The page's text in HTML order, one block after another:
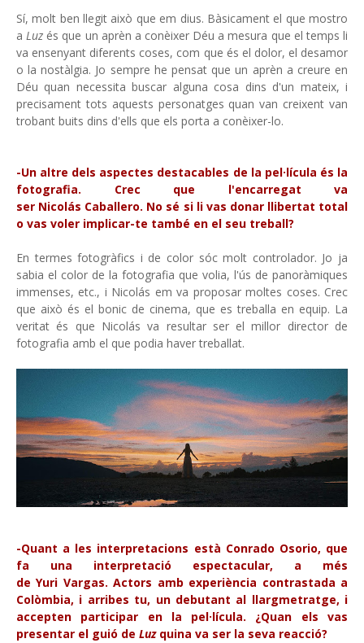
Sí, molt ben llegit això que em dius. Bàsicament el que mostro
aLuz és que un aprèn a conèixer Déu a mesura que el temps li
va ensenyant diferents coses, com que és el dolor, el desamor
o la nostàlgia. Jo sempre he pensat que un aprèn a creure en
Déu quan necessita buscar alguna cosa dins d'un mateix, i
precisament tots aquests personatges quan van creixent van
trobant buits dins d'ells que els porta a conèixer-lo.
-Un altre dels aspectes destacables de la pel·lícula és la
fotografia. Crec que l'encarregat va
ser Nicolás Caballero. No sé si li vas donar llibertat total
o vas voler implicar-te també en el seu treball?
En termes fotogràfics i de color sóc molt controlador. Jo ja
sabia el color de la fotografia que volia, l'ús de panoràmiques
immenses, etc., i Nicolás em va proposar moltes coses. Crec
que això és el bonic de cinema, que es treballa en equip. La
veritat és que Nicolás va resultar ser el millor director de
fotografia amb el que podia haver treballat.
-Quant a les interpretacions està Conrado Osorio, que
fa una interpretació espectacular, a més
de Yuri Vargas. Actors amb experiència contrastada a
Colòmbia, i arribes tu, un debutant al llargmetratge, i
accepten participar en la pel·lícula. ¿Quan els vas
presentar el guió de Luz quina va ser la seva reacció?